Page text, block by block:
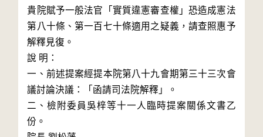
貴院賦予一般法官「實質違憲審查權」恐造成憲法
第八十條、第一百七十條適用之疑義，請查照惠予
解釋見復。
說 明：
一、前述提案經提本院第八十九會期第三十三次會
議討論決議：「函請司法院解釋」。
二、檢附委員吳梓等十一人臨時提案關係文書乙
份。